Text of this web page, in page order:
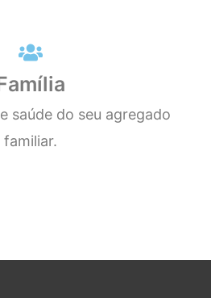
saúde do seu agregado
familiar.